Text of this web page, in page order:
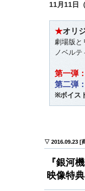
11月11日
★オリ
劇場版と
ノベル
第一弾
第二弾
※ボイス
▽ 2016.09.23 [
『銀河
映像特